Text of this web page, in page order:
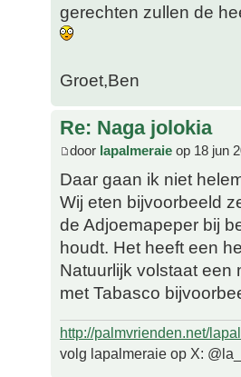
gerechten zullen de
Groet,Ben
Re: Naga jolokia
door lapalmeraie op 18 jun
Daar gaan ik niet
Wij eten bijvoorbeeld
de Adjoemapeper bij
houdt. Het heeft een
Natuurlijk volstaat een
met Tabasco
http://palmvrienden.net/
volg lapalmeraie op X: